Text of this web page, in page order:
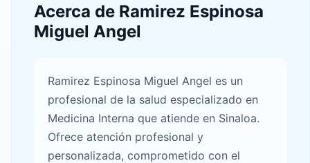
Acerca de Ramirez Espinosa
Miguel Angel
Ramirez Espinosa Miguel Angel es un
profesional de la salud especializado en
Medicina Interna que atiende en Sinaloa.
Ofrece atención profesional y
personalizada, comprometido con el